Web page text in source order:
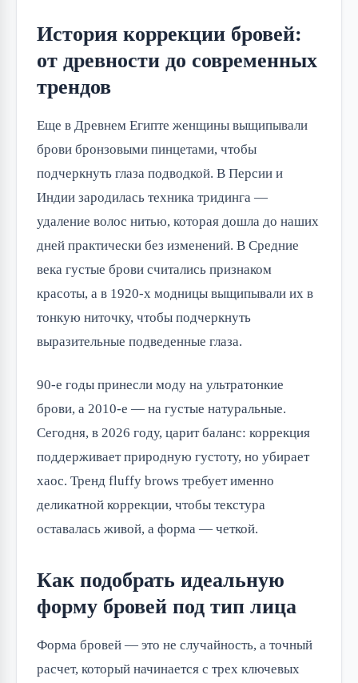
История коррекции бровей:
от древности до современных
трендов
Еще в Древнем Египте женщины выщипывали
брови бронзовыми пинцетами, чтобы
подчеркнуть глаза подводкой. В Персии и
Индии зародилась техника тридинга —
удаление волос нитью, которая дошла до наших
дней практически без изменений. В Средние
века густые брови считались признаком
красоты, а в 1920-х модницы выщипывали их в
тонкую ниточку, чтобы подчеркнуть
выразительные подведенные глаза.
90-е годы принесли моду на ультратонкие
брови, а 2010-е — на густые натуральные.
Сегодня, в 2026 году, царит баланс: коррекция
поддерживает природную густоту, но убирает
хаос. Тренд fluffy brows требует именно
деликатной коррекции, чтобы текстура
оставалась живой, а форма — четкой.
Как подобрать идеальную
форму бровей под тип лица
Форма бровей — это не случайность, а точный
расчет, который начинается с трех ключевых